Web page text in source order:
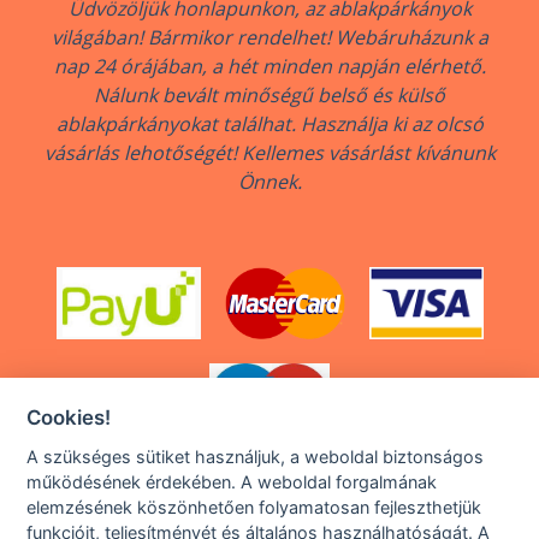
Üdvözöljük honlapunkon, az ablakpárkányok
világában! Bármikor rendelhet! Webáruházunk a
nap 24 órájában, a hét minden napján elérhető.
Nálunk bevált minőségű belső és külső
ablakpárkányokat találhat. Használja ki az olcsó
vásárlás lehotőségét! Kellemes vásárlást kívánunk
Önnek.
Copyright © 2018 - 2026 legjobbPARKANY.hu, All rights
Cookies!
A szükséges sütiket használjuk, a weboldal biztonságos
működésének érdekében. A weboldal forgalmának
elemzésének köszönhetően folyamatosan fejleszthetjük
funkcióit, teljesítményét és általános használhatóságát. A